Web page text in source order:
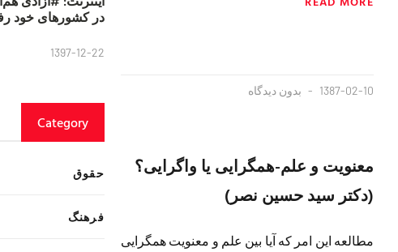
1387-02-10 بدون دیدگاه
معنويت و علم-همگرايى يا واگرايى؟
(دکتر سید حسین نصر)
مطالعه اين امر كه آيا بين علم و معنويت همگرايى
در کشورهای خود
1397-12-22
Category
حقوق
فرهنگ